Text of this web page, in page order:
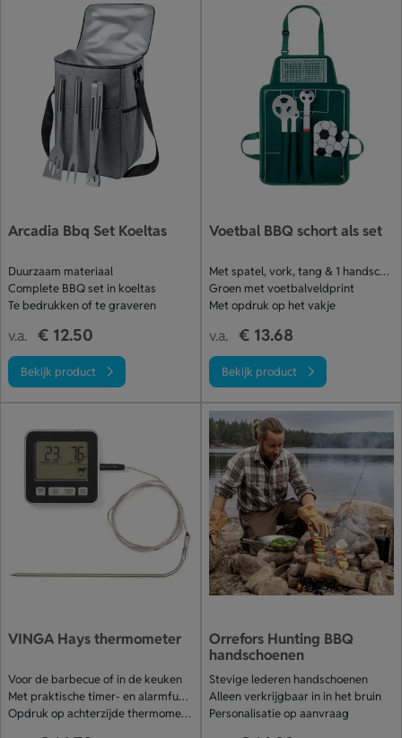
Arcadia Bbq Set Koeltas
Duurzaam materiaal
Complete BBQ set in koeltas
Te bedrukken of te graveren
v.a. € 12.50
Bekijk product
Voetbal BBQ schort als set
Met spatel, vork, tang & 1 handschoen
Groen met voetbalveldprint
Met opdruk op het vakje
v.a. € 13.68
Bekijk product
VINGA Hays thermometer
Voor de barbecue of in de keuken
Met praktische timer- en alarmfunctie
Opdruk op achterzijde thermometer
Orrefors Hunting BBQ
handschoenen
Stevige lederen handschoenen
Alleen verkrijgbaar in in het bruin
Personalisatie op aanvraag